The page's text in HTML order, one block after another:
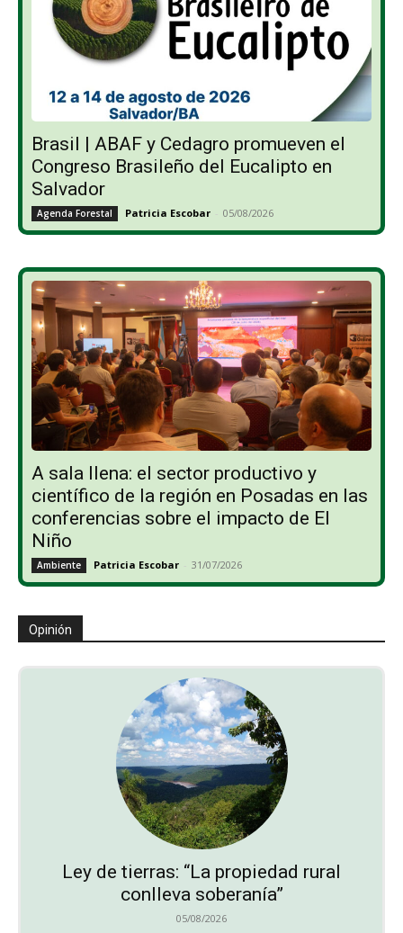
Brasil | ABAF y Cedagro promueven el
Congreso Brasileño del Eucalipto en
Salvador
Agenda Forestal Patricia Escobar - 05/08/2026
A sala llena: el sector productivo y
científico de la región en Posadas en las
conferencias sobre el impacto de El
Niño
Ambiente Patricia Escobar - 31/07/2026
Opinión
Ley de tierras: “La propiedad rural
conlleva soberanía”
05/08/2026